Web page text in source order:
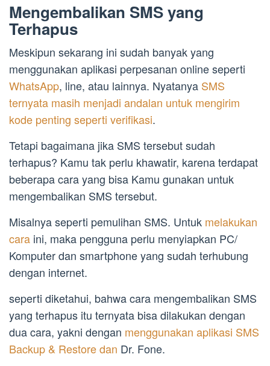
Mengembalikan SMS yang
Terhapus
Meskipun sekarang ini sudah banyak yang
menggunakan aplikasi perpesanan online seperti
WhatsApp, line, atau lainnya. Nyatanya SMS
ternyata masih menjadi andalan untuk mengirim
kode penting seperti verifikasi.
Tetapi bagaimana jika SMS tersebut sudah
terhapus? Kamu tak perlu khawatir, karena terdapat
beberapa cara yang bisa Kamu gunakan untuk
mengembalikan SMS tersebut.
Misalnya seperti pemulihan SMS. Untuk melakukan
cara ini, maka pengguna perlu menyiapkan PC/
Komputer dan smartphone yang sudah terhubung
dengan internet.
seperti diketahui, bahwa cara mengembalikan SMS
yang terhapus itu ternyata bisa dilakukan dengan
dua cara, yakni dengan menggunakan aplikasi SMS
Backup & Restore dan Dr. Fone.